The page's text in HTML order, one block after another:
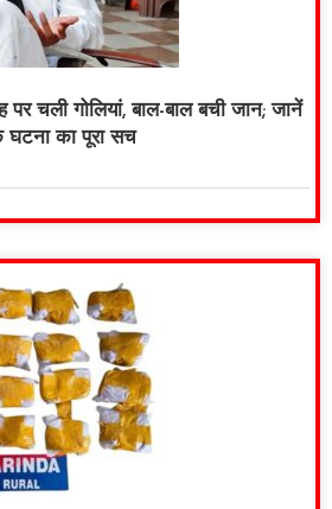
चली गोलियां, बाल-बाल बची जान; जानें
घटना का पूरा सच